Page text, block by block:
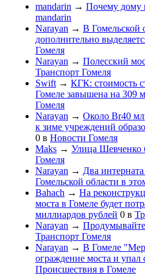
mandarin → Почему дому
mandarin
Narayan → В Гомельской
дополнительно
Гомеля
Narayan → Полесский
Транспорт Гомеля
Swift → КГК: стоимость
Гомеле завышена на 309
Гомеля
Narayan → Около Br40
к зиме учреждений
0 в Новости Гомеля
Maks → Улица Шевченко
Гомеля
Narayan → Два
Гомельской области в
Bahach → На
моста в Гомеле будет
миллиардов рублей 0 в
Narayan →
Транспорт Гомеля
Narayan → В Гомеле
ограждение моста и
Происшествия в Гомеле